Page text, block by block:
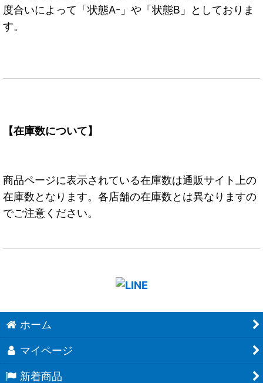
度合いによって「状態A-」や「状態B」としておりま
す。
【在庫数について】
商品ページに表示されている在庫数は通販サイト上の
在庫数となります。各店舗の在庫数とは異なりますの
でご注意ください。
ホーム
マイページ
新着商品